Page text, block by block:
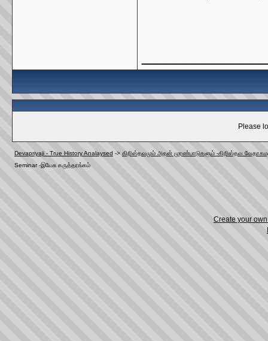
Please
Devapriyaji - True History Analaysed -> கிறிஸ்தவமும் அதன் முரண்பாடுகளும் -கிறிஸ்தவ
Seminar -இயேசு கருத்தரங்கம்
Create your